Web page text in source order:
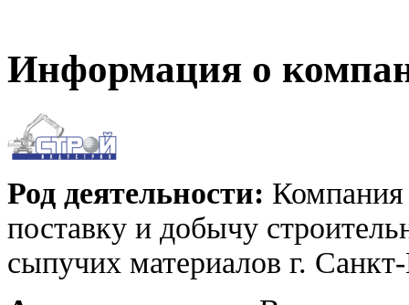
Информация о
Род деятельности: Компания
поставку и добычу
сыпучих материалов г.